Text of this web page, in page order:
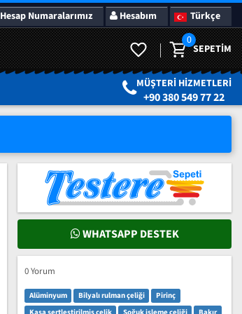
Hesap Numaralarımız Hesabım Türkçe
0
SEPETIM
MÜŞTERI HIZMETLERI
+90 380 549 77 22
WHATSAPP DESTEK
0 Yorum
Alüminyum Bilyalı rulman çeliği
Pirinç
SÜRPRIZ KAMPANYALAR